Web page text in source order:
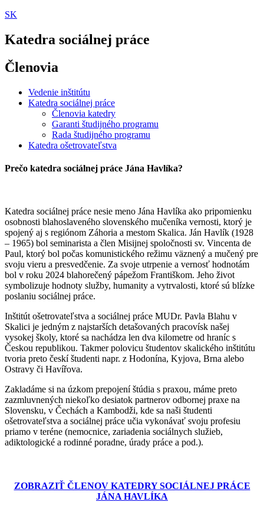
SK
Katedra sociálnej práce
Členovia
Vedenie inštitútu
Katedra sociálnej práce
Členovia katedry
Garanti študijného programu
Rada študijného programu
Katedra ošetrovateľstva
Prečo katedra sociálnej práce Jána Havlíka?
Katedra sociálnej práce nesie meno Jána Havlíka ako pripomienku
osobnosti blahoslaveného slovenského mučeníka vernosti, ktorý je
spojený aj s regiónom Záhoria a mestom Skalica. Ján Havlík (1928
– 1965) bol seminarista a člen Misijnej spoločnosti sv. Vincenta de
Paul, ktorý bol počas komunistického režimu väznený a mučený pre
svoju vieru a presvedčenie. Za svoje utrpenie a vernosť hodnotám
bol v roku 2024 blahorečený pápežom Františkom. Jeho život
symbolizuje hodnoty služby, humanity a vytrvalosti, ktoré sú blízke
poslaniu sociálnej práce.
Inštitút ošetrovateľstva a sociálnej práce MUDr. Pavla Blahu v
Skalici je jedným z najstarších detašovaných pracovísk našej
vysokej školy, ktoré sa nachádza len dva kilometre od hraníc s
Českou republikou. Takmer polovicu študentov skalického inštitútu
tvoria preto českí študenti napr. z Hodonína, Kyjova, Brna alebo
Ostravy či Havířova.
Zakladáme si na úzkom prepojení štúdia s praxou, máme preto
zazmluvnených niekoľko desiatok partnerov odbornej praxe na
Slovensku, v Čechách a Kambodži, kde sa naši študenti
ošetrovateľstva a sociálnej práce učia vykonávať svoju profesiu
priamo v teréne (nemocnice, zariadenia sociálnych služieb,
adiktologické a rodinné poradne, úrady práce a pod.).
ZOBRAZIŤ ČLENOV KATEDRY SOCIÁLNEJ PRÁCE
JÁNA HAVLÍKA